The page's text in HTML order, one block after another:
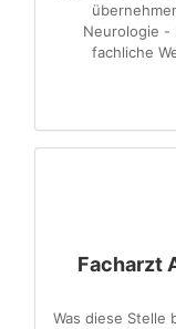
Neurologie -
fachliche
Facharzt
Was diese Stelle